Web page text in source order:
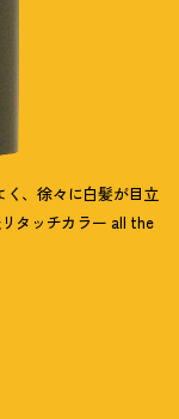
、徐々に白髪が目立
タッチカラー all the